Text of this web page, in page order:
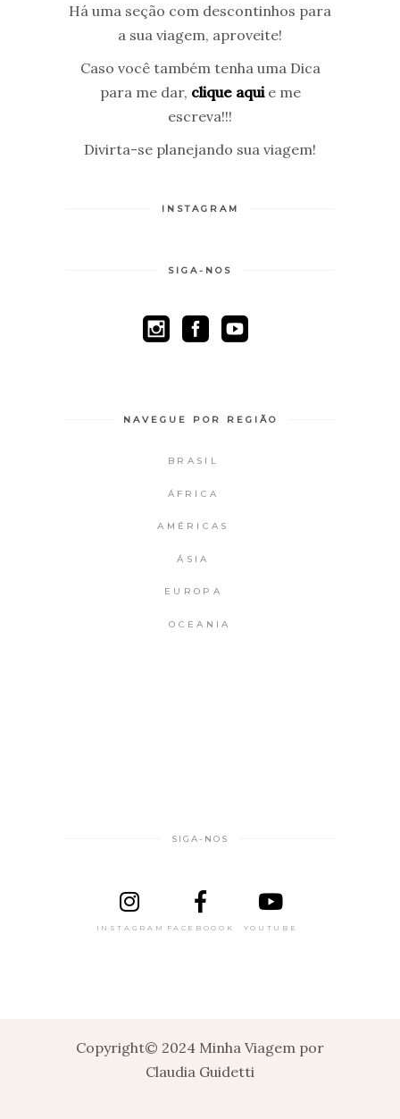
Há uma seção com descontinhos para
a sua viagem, aproveite!
Caso você também tenha uma Dica
para me dar, clique aquie me
escreva!!!
Divirta-se planejando sua viagem!
INSTAGRAM
SIGA-NOS
NAVEGUE POR REGIÃO
BRASIL
ÁFRICA
AMÉRICAS
ÁSIA
EUROPA
OCEANIA
SIGA-NOS
INSTAGRAM FACEBOOOK YOUTUBE
Copyright© 2024 Minha Viagem por
Claudia Guidetti